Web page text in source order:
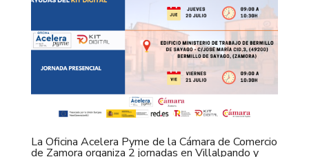
La Oficina Acelera Pyme de la Cámara de Comercio
de Zamora organiza 2 jornadas en Villalpando y